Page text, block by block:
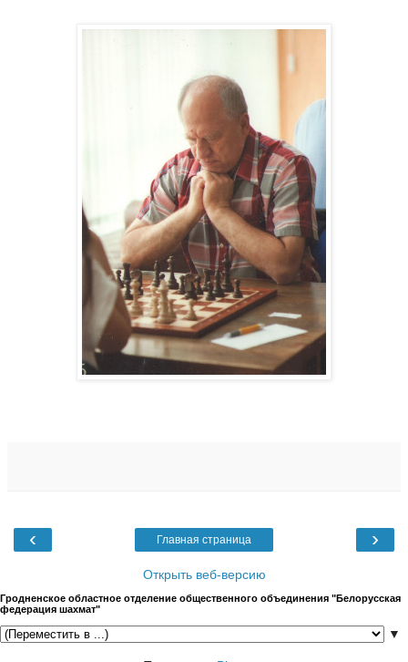
‹ ›
Главная страница
Открыть веб-версию
Гродненское областное отделение общественного объединения "Белорусская
федерация шахмат"
▼